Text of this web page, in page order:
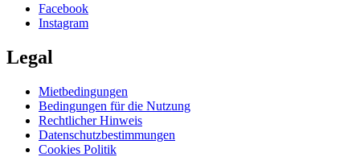
Facebook
Instagram
Legal
Mietbedingungen
Bedingungen für die Nutzung
Rechtlicher Hinweis
Datenschutzbestimmungen
Cookies Politik